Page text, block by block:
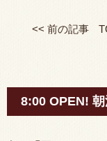
<< 前の記事
8:00 OPEN!